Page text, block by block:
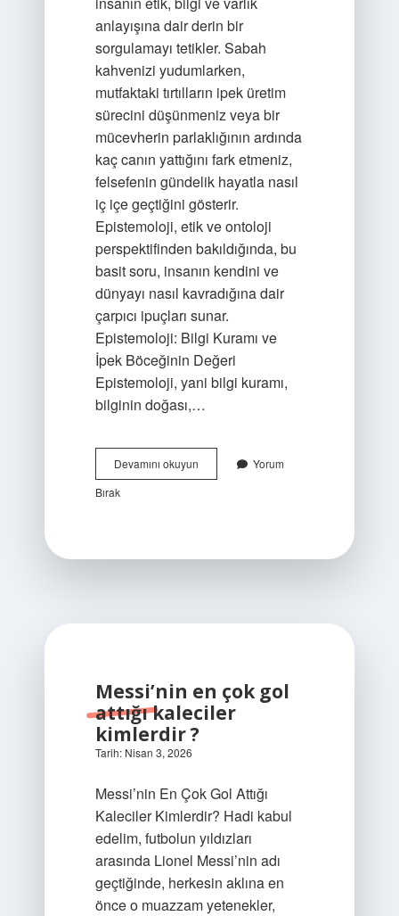
anlayışına dair derin bir
sorgulamayı tetikler. Sabah
kahvenizi yudumlarken,
mutfaktaki tırtılların ipek üretim
sürecini düşünmeniz veya bir
mücevherin parlaklığının ardında
kaç canın yattığını fark etmeniz,
felsefenin gündelik hayatla nasıl
iç içe geçtiğini gösterir.
Epistemoloji, etik ve ontoloji
perspektifinden bakıldığında, bu
basit soru, insanın kendini ve
dünyayı nasıl kavradığına dair
çarpıcı ipuçları sunar.
Epistemoloji: Bilgi Kuramı ve
İpek Böceğinin Değeri
Epistemoloji, yani bilgi kuramı,
bilginin doğası,…
Devamını okuyunIpek
böceği
Yorum
Bırak
Messi’nin en çok gol
attığı kaleciler
kimlerdir ?
Tarih: Nisan 3, 2026
Messi’nin En Çok Gol Attığı
Kaleciler Kimlerdir? Hadi kabul
edelim, futbolun yıldızları
arasında Lionel Messi’nin adı
geçtiğinde, herkesin aklına en
önce o muazzam yetenekler,